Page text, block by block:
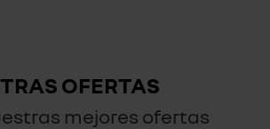
OFERTAS
mejores ofertas